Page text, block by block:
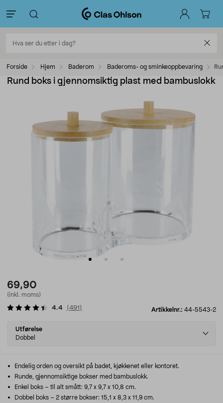
Forside Hjem Baderom Baderoms- og sminkeoppbevaring
Rund boks i gjennomsiktig plast med bambuslokk
69,90
(inkl. moms)
Artikkelnr.: 44-5543-2
4.4 (491 )
Select
variant
Utførelse
Dobbel
Endelig orden og oversikt på badet, kjøkkenet eller kontoret.
Runde, gjennomsiktige bokser med bambuslokk.
Enkel boks – til alt smått: 9,7 x 9,7 x 10,8 cm.
Dobbel boks – 2 større bokser: 15,1 x 8,3 x 11,9 cm.